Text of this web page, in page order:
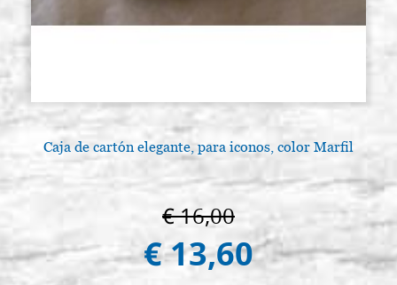
Caja de cartón elegante, para iconos, color Marfil
€ 16,00
€ 13,60